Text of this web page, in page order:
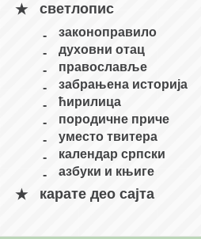
светлопис
законоправило
духовни отац
православље
забрањена историја
ћирилица
породичне приче
уместо твитера
календар српски
азбуки и књиге
карате део сајта